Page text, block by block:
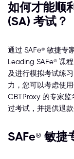
如何才能顺
(SA) 考试？
通过 SAFe® 敏捷专
Leading SAFe® 课
及进行模拟考试练
力，您可以考虑使
CBTProxy 的专家
过考试，并提供退款
SAFe® 敏捷